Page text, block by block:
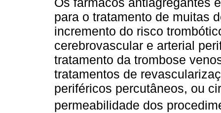
para o tratamento de muitas
incremento do risco
cerebrovascular e arterial
tratamento da trombose
tratamentos de
periféricos percutâneos, ou
permeabilidade dos